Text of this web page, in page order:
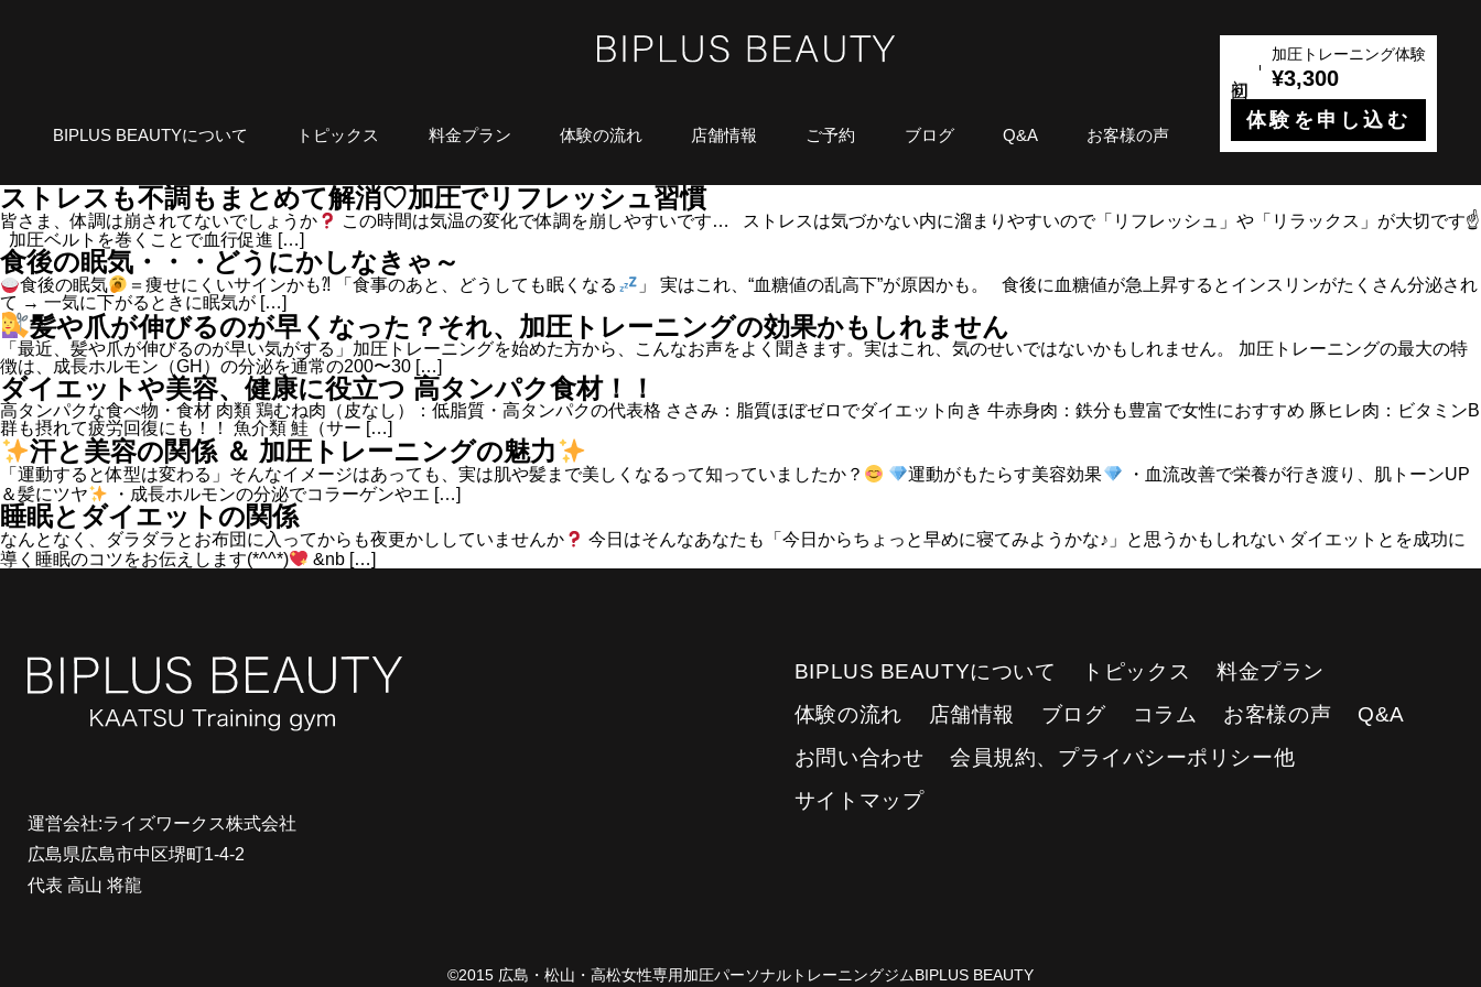
BIPLUS BEAUTYについて トピックス 料金プラン 体験の流れ 店舗情報 ご予約 ブログ Q&A お客様の声
加圧トレーニング体験
¥3,300
体験を申し込む
ストレスも不調もまとめて解消♡加圧でリフレッシュ習慣
皆さま、体調は崩されてないでしょうか
この時間は気温の変化で体調を崩しやすいです… ⁡ ⁡ ストレスは気づかない内に溜まりやすいので「リフレッシュ」や「リラックス」が大切です☝
⁡ ⁡ 加圧ベルトを巻くことで血行促進 […]
食後の眠気・・・どうにかしなきゃ～
食後の眠気 ＝痩せにくいサインかも⁈ 「食事のあと、どうしても眠くなる
」 実はこれ、“血糖値の乱高下”が原因かも。 食後に血糖値が急上昇するとインスリンがたくさん分泌され
て → 一気に下がるときに眠気が […]
髪や爪が伸びるのが早くなった？それ、加圧トレーニングの効果かもしれません
「最近、髪や爪が伸びるのが早い気がする」加圧トレーニングを始めた方から、こんなお声をよく聞きます。実はこれ、気のせいではないかもしれません。 加圧トレーニングの最大の特
徴は、成長ホルモン（GH）の分泌を通常の200〜30 […]
ダイエットや美容、健康に役立つ 高タンパク食材！！
高タンパクな食べ物・食材 肉類 鶏むね肉（皮なし）：低脂質・高タンパクの代表格 ささみ：脂質ほぼゼロでダイエット向き 牛赤身肉：鉄分も豊富で女性におすすめ 豚ヒレ肉：ビタミンB
群も摂れて疲労回復にも！！ 魚介類 鮭（サー […]
汗と美容の関係 ＆ 加圧トレーニングの魅力
「運動すると体型は変わる」そんなイメージはあっても、実は肌や髪まで美しくなるって知っていましたか？ 運動がもたらす美容効果
・血流改善で栄養が行き渡り、肌トーンUP
＆髪にツヤ
・成長ホルモンの分泌でコラーゲンやエ […]
睡眠とダイエットの関係
なんとなく、ダラダラとお布団に入ってからも夜更かししていませんか
今日はそんなあなたも「今日からちょっと早めに寝てみようかな♪」と思うかもしれない ダイエットとを成功に
導く睡眠のコツをお伝えします(*^^*)
&nb […]
運営会社:ライズワークス株式会社
広島県広島市中区堺町1-4-2
代表 高山 将龍
BIPLUS BEAUTYについて トピックス
料金プラン
体験の流れ
店舗情報 ブログ コラム お客様の声
Q&A
お問い合わせ
会員規約、プライバシーポリシー他
サイトマップ
©2015 広島・松山・高松女性専用加圧パーソナルトレーニングジムBIPLUS BEAUTY